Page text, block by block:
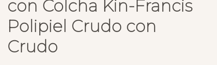
con Colcha Kin-Francis
Polipiel Crudo con
Crudo